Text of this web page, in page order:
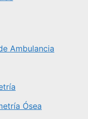
Ambulancia
Ósea